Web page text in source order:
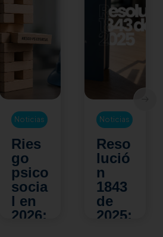
Noticias
Ries
go
psico
socia
l en
2026:
Noticias
Reso
lució
n
1843
de
2025: